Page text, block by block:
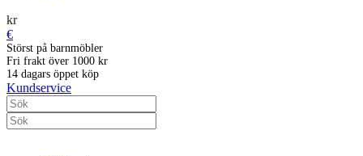
kr
€
Störst på barnmöbler
Fri frakt över 1000 kr
14 dagars öppet köp
Kundservice